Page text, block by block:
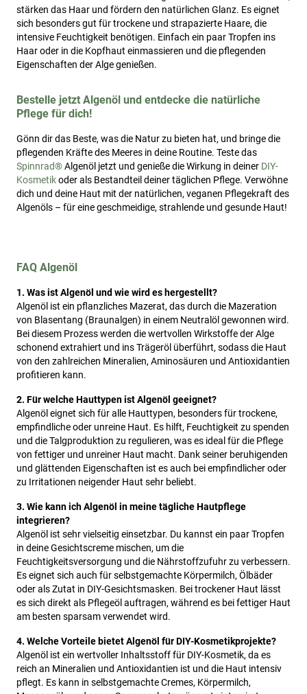
stärken das Haar und fördern den natürlichen Glanz. Es eignet
sich besonders gut für trockene und strapazierte Haare, die
intensive Feuchtigkeit benötigen. Einfach ein paar Tropfen ins
Haar oder in die Kopfhaut einmassieren und die pflegenden
Eigenschaften der Alge genießen.
Bestelle jetzt Algenöl und entdecke die natürliche
Pflege für dich!
Gönn dir das Beste, was die Natur zu bieten hat, und bringe die
pflegenden Kräfte des Meeres in deine Routine. Teste das
Spinnrad®Algenöl jetzt und genieße die Wirkung in deiner DIY-
Kosmetikoder als Bestandteil deiner täglichen Pflege. Verwöhne
dich und deine Haut mit der natürlichen, veganen Pflegekraft des
Algenöls – für eine geschmeidige, strahlende und gesunde Haut!
FAQ Algenöl
1. Was ist Algenöl und wie wird es hergestellt?
Algenöl ist ein pflanzliches Mazerat, das durch die Mazeration
von Blasentang (Braunalgen) in einem Neutralöl gewonnen wird.
Bei diesem Prozess werden die wertvollen Wirkstoffe der Alge
schonend extrahiert und ins Trägeröl überführt, sodass die Haut
von den zahlreichen Mineralien, Aminosäuren und Antioxidantien
profitieren kann.
2. Für welche Hauttypen ist Algenöl geeignet?
Algenöl eignet sich für alle Hauttypen, besonders für trockene,
empfindliche oder unreine Haut. Es hilft, Feuchtigkeit zu spenden
und die Talgproduktion zu regulieren, was es ideal für die Pflege
von fettiger und unreiner Haut macht. Dank seiner beruhigenden
und glättenden Eigenschaften ist es auch bei empfindlicher oder
zu Irritationen neigender Haut sehr beliebt.
3. Wie kann ich Algenöl in meine tägliche Hautpflege
integrieren?
Algenöl ist sehr vielseitig einsetzbar. Du kannst ein paar Tropfen
in deine Gesichtscreme mischen, um die
Feuchtigkeitsversorgung und die Nährstoffzufuhr zu verbessern.
Es eignet sich auch für selbstgemachte Körpermilch, Ölbäder
oder als Zutat in DIY-Gesichtsmasken. Bei trockener Haut lässt
es sich direkt als Pflegeöl auftragen, während es bei fettiger Haut
am besten sparsam verwendet wird.
4. Welche Vorteile bietet Algenöl für DIY-Kosmetikprojekte?
Algenöl ist ein wertvoller Inhaltsstoff für DIY-Kosmetik, da es
reich an Mineralien und Antioxidantien ist und die Haut intensiv
pflegt. Es kann in selbstgemachte Cremes, Körpermilch,